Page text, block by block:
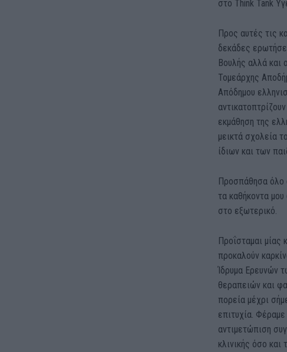
στο Think Tank
Προς αυτές τις
δεκάδες
Βουλής αλλά
Τομεάρχης
Απόδημου
εκμάθηση της
μεικτά σχολεία
ίδιων και των
Προσπάθησα όλο
τα καθήκοντα
στο εξωτερικό.
Προΐσταμαι μίας
προκαλούν
Ίδρυμα Ερευνών
θεραπειών και
πορεία μέχρι
επιτυχία. Φέραμε
αντιμετώπιση
κλινικής όσο